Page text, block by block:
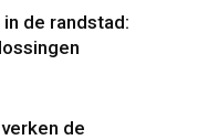
de randstad:
de